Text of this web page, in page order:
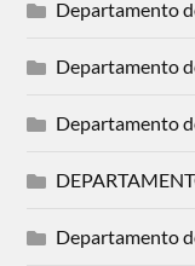
Departamento
Departamento
Departamento
Departamento